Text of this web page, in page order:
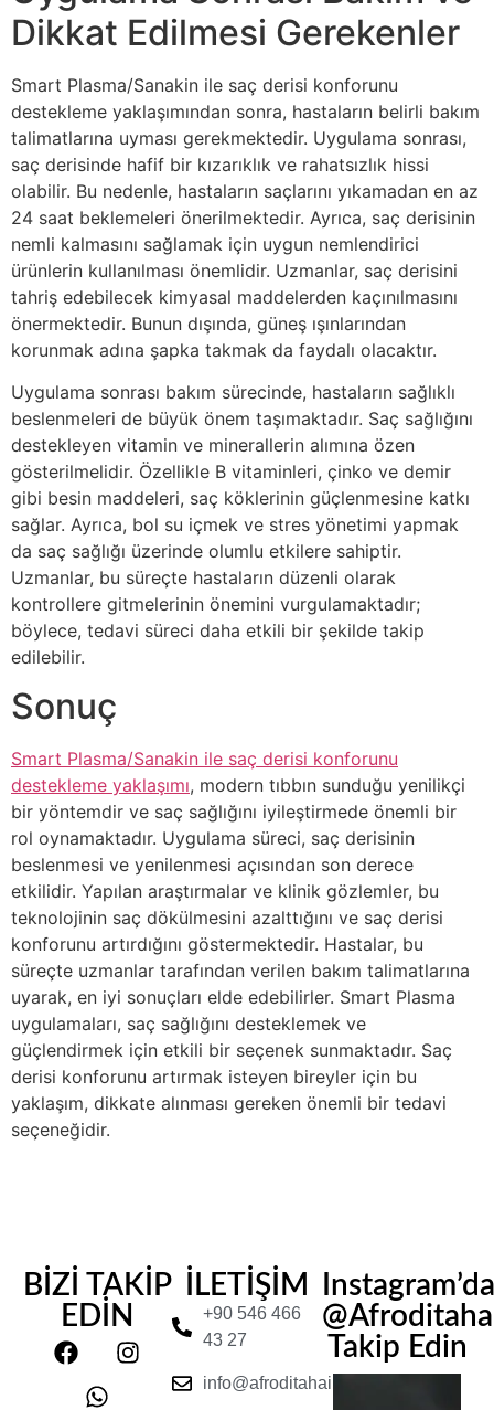
Dikkat Edilmesi Gerekenler
Smart Plasma/Sanakin ile saç derisi konforunu
destekleme yaklaşımından sonra, hastaların belirli bakım
talimatlarına uyması gerekmektedir. Uygulama sonrası,
saç derisinde hafif bir kızarıklık ve rahatsızlık hissi
olabilir. Bu nedenle, hastaların saçlarını yıkamadan en az
24 saat beklemeleri önerilmektedir. Ayrıca, saç derisinin
nemli kalmasını sağlamak için uygun nemlendirici
ürünlerin kullanılması önemlidir. Uzmanlar, saç derisini
tahriş edebilecek kimyasal maddelerden kaçınılmasını
önermektedir. Bunun dışında, güneş ışınlarından
korunmak adına şapka takmak da faydalı olacaktır.
Uygulama sonrası bakım sürecinde, hastaların sağlıklı
beslenmeleri de büyük önem taşımaktadır. Saç sağlığını
destekleyen vitamin ve minerallerin alımına özen
gösterilmelidir. Özellikle B vitaminleri, çinko ve demir
gibi besin maddeleri, saç köklerinin güçlenmesine katkı
sağlar. Ayrıca, bol su içmek ve stres yönetimi yapmak
da saç sağlığı üzerinde olumlu etkilere sahiptir.
Uzmanlar, bu süreçte hastaların düzenli olarak
kontrollere gitmelerinin önemini vurgulamaktadır;
böylece, tedavi süreci daha etkili bir şekilde takip
edilebilir.
Sonuç
Smart Plasma/Sanakin ile saç derisi konforunu
destekleme yaklaşımı, modern tıbbın sunduğu yenilikçi
bir yöntemdir ve saç sağlığını iyileştirmede önemli bir
rol oynamaktadır. Uygulama süreci, saç derisinin
beslenmesi ve yenilenmesi açısından son derece
etkilidir. Yapılan araştırmalar ve klinik gözlemler, bu
teknolojinin saç dökülmesini azalttığını ve saç derisi
konforunu artırdığını göstermektedir. Hastalar, bu
süreçte uzmanlar tarafından verilen bakım talimatlarına
uyarak, en iyi sonuçları elde edebilirler. Smart Plasma
uygulamaları, saç sağlığını desteklemek ve
güçlendirmek için etkili bir seçenek sunmaktadır. Saç
derisi konforunu artırmak isteyen bireyler için bu
yaklaşım, dikkate alınması gereken önemli bir tedavi
seçeneğidir.
BİZİ TAKİP
EDİN
İLETİŞİM
+90 546 466
43 27
info@afroditahairclinic.com
Instagram’da
Takip Edin